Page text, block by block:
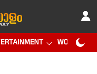
WORLD CUP